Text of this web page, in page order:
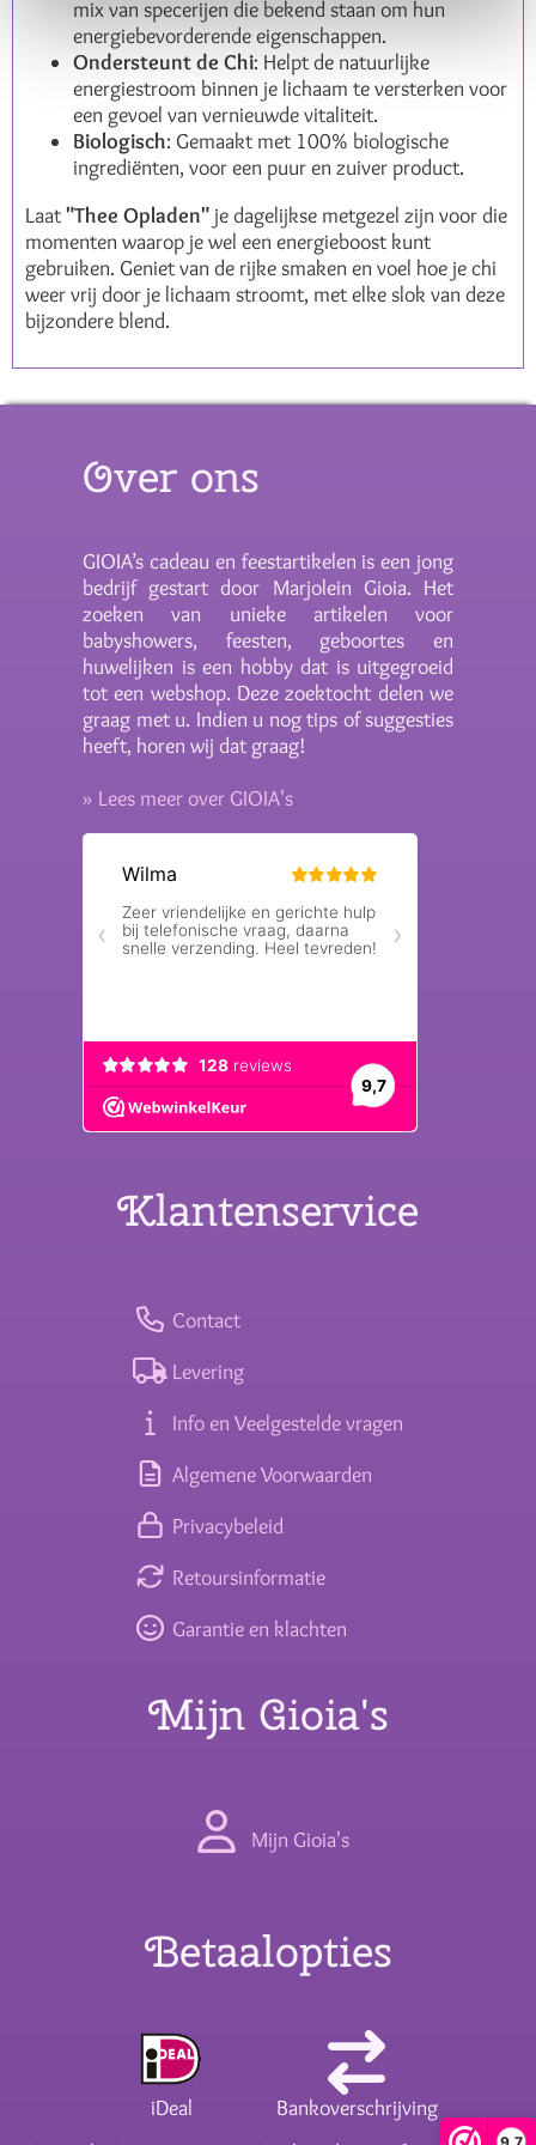
9,7
mix van specerijen die bekend staan om hun
energiebevorderende eigenschappen.
Ondersteunt de Chi: Helpt de natuurlijke
energiestroom binnen je lichaam te versterken voor
een gevoel van vernieuwde vitaliteit.
Biologisch: Gemaakt met 100% biologische
ingrediënten, voor een puur en zuiver product.
Laat"Thee Opladen" je dagelijkse metgezel zijn voor die
momenten waarop je wel een energieboost kunt
gebruiken. Geniet van de rijke smaken en voel hoe je chi
weer vrij door je lichaam stroomt, met elke slok van deze
bijzondere blend.
Over ons
GIOIA’s cadeau en feestartikelen is een jong
bedrijf gestart door Marjolein Gioia. Het
zoeken van unieke artikelen voor
babyshowers, feesten, geboortes en
huwelijken is een hobby dat is uitgegroeid
tot een webshop. Deze zoektocht delen we
graag met u. Indien u nog tips of suggesties
heeft, horen wij dat graag!
» Lees meer over GIOIA's
Klantenservice
Contact
Levering
Info en Veelgestelde vragen
Algemene Voorwaarden
Privacybeleid
Retoursinformatie
Garantie en klachten
Mijn Gioia's
Mijn Gioia's
Betaalopties
iDeal
Bankoverschrijving